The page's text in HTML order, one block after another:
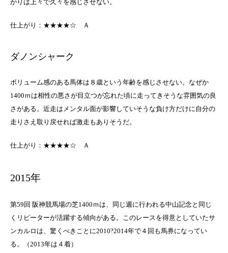
がりは上々で久々を感じさせない。
仕上がり：★★★★☆ Ａ
ダノンシャーク
ボリューム感のある馬体は８歳という年齢を感じさせない。なぜか
1400ｍは相性の悪さが目立つが忘れた頃に走ってきそうな雰囲気の良
さがある。近走はメンタル面が影響していそうな負け方だけに自分の
走りさえ取り戻せれば激走もありそうだ。
仕上がり：★★★★☆ Ａ
2015年
第59回 阪神競馬場の芝1400ｍは、同じ週に行われる中山記念と同じ
くリピーターが活躍する傾向がある。このレースを得意としていたサ
ンカルロは、驚くべきことに2010?2014年で４回も馬券になってい
る。（2013年は４着）